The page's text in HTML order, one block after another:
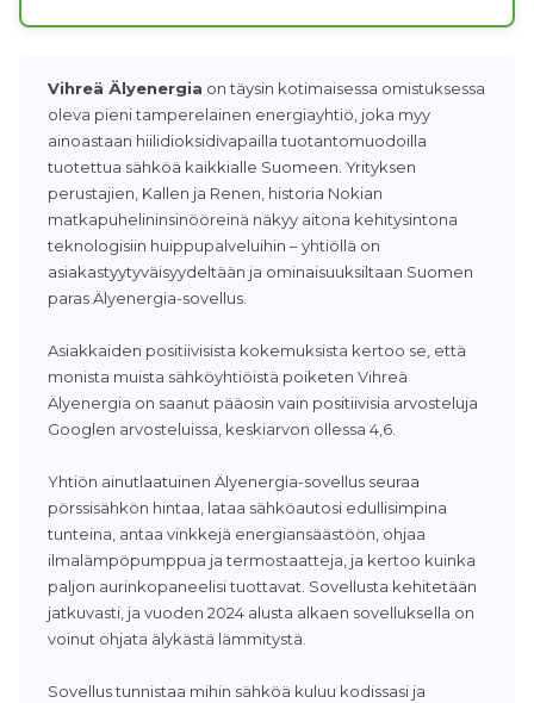
Vihreä Älyenergia on täysin kotimaisessa omistuksessa
oleva pieni tamperelainen energiayhtiö, joka myy
ainoastaan hiilidioksidivapailla tuotantomuodoilla
tuotettua sähköä kaikkialle Suomeen. Yrityksen
perustajien, Kallen ja Renen, historia Nokian
matkapuhelininsinööreinä näkyy aitona kehitysintona
teknologisiin huippupalveluihin – yhtiöllä on
asiakastyytyväisyydeltään ja ominaisuuksiltaan Suomen
paras Älyenergia-sovellus.
Asiakkaiden positiivisista kokemuksista kertoo se, että
monista muista sähköyhtiöistä poiketen Vihreä
Älyenergia on saanut pääosin vain positiivisia arvosteluja
Googlen arvosteluissa, keskiarvon ollessa 4,6.
Yhtiön ainutlaatuinen Älyenergia-sovellus seuraa
pörssisähkön hintaa, lataa sähköautosi edullisimpina
tunteina, antaa vinkkejä energiansäästöön, ohjaa
ilmalämpöpumppua ja termostaatteja, ja kertoo kuinka
paljon aurinkopaneelisi tuottavat. Sovellusta kehitetään
jatkuvasti, ja vuoden 2024 alusta alkaen sovelluksella on
voinut ohjata älykästä lämmitystä.
Sovellus tunnistaa mihin sähköä kuluu kodissasi ja